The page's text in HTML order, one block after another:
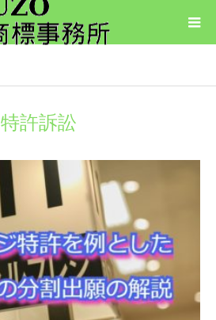
特許訴訟